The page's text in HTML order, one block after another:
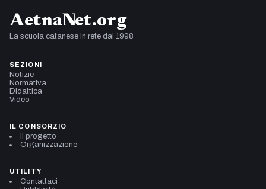
AetnaNet.org
La scuola catanese in rete dal 1998
SEZIONI
Notizie
Normativa
Didattica
Video
IL CONSORZIO
Il progetto
Organizzazione
UTILITY
Contattaci